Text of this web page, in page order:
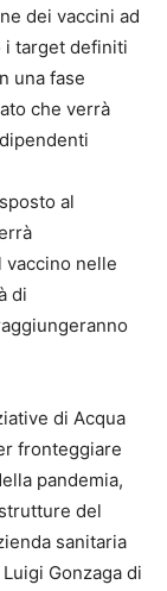
dei vaccini ad
i target definiti
una fase
che verrà
al
vaccino nelle
di
di Acqua
fronteggiare
pandemia,
del
sanitaria
Gonzaga di